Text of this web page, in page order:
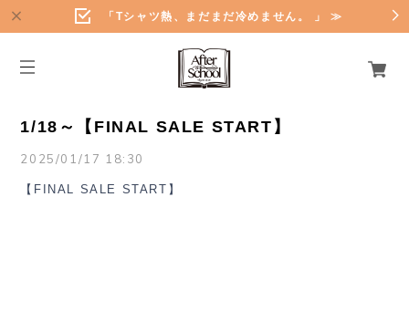
「Tシャツ熱、まだまだ冷めません。 」 ≫
1/18～【FINAL SALE START】
2025/01/17 18:30
【FINAL SALE START】